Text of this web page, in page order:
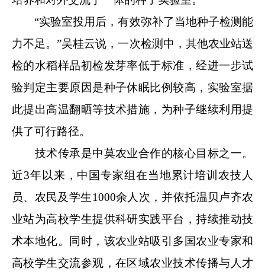
“实验室投用后，有效弥补了当地种子检测能
力不足。”吴桂云说，一次检测中，其他农业站送
检的水稻样品初检发芽率低于标准，经进一步试
验判定主要原因是种子休眠比例较高，实验室据
此提出高温翻晒等技术措施，为种子继续利用提
供了可行路径。
技术传承是中莫农业合作的核心目标之一。
近3年以来，中国专家组在当地累计培训农技人
员、农民及学生1000余人次，并依托温贝卢齐农
业站为高校学生提供科研实践平台，持续推动技
术本地化。同时，该农业站吸引多国农业专家和
高校学生交流参观，在区域农业技术传播与人才